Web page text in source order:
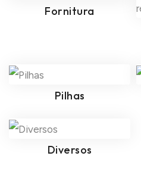
Fornitura
Pilhas
Diversos